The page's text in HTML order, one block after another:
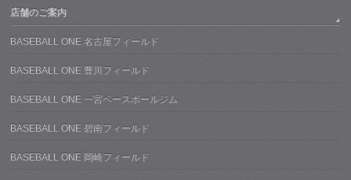
店舗のご案内
BASEBALL ONE 名古屋フィールド
BASEBALL ONE 豊川フィールド
BASEBALL ONE 一宮ベースボールジム
BASEBALL ONE 碧南フィールド
BASEBALL ONE 岡崎フィールド